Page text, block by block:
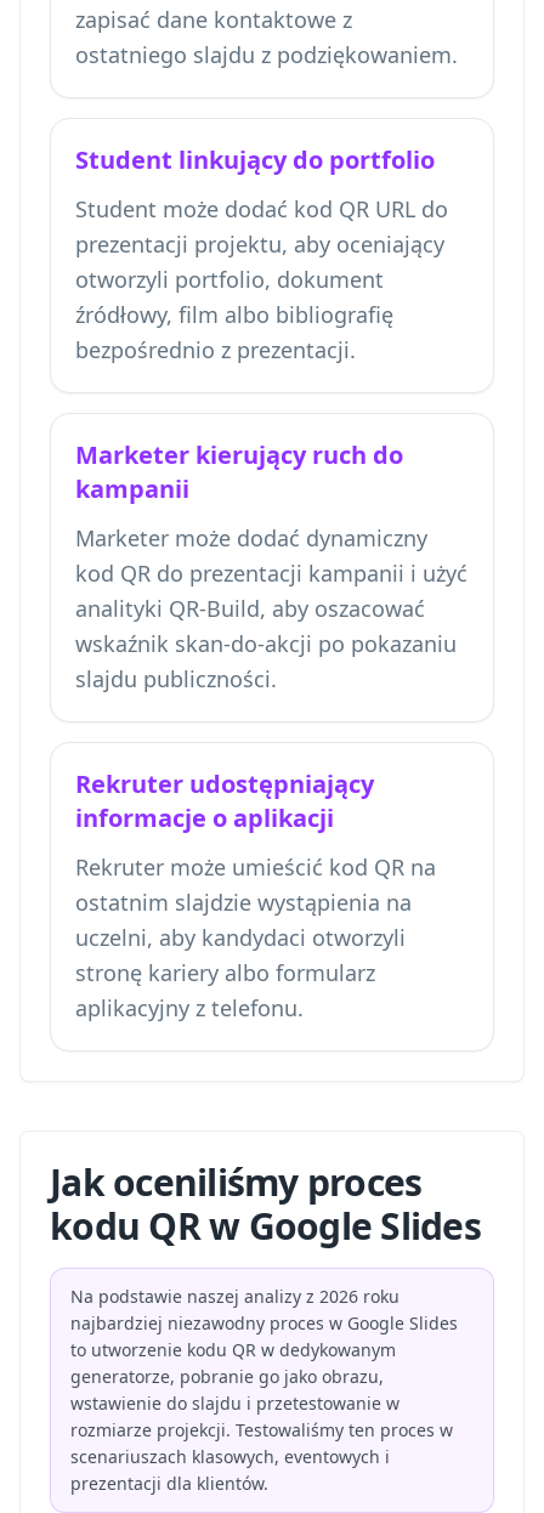
zapisać dane kontaktowe z
ostatniego slajdu z podziękowaniem.
Student linkujący do portfolio
Student może dodać kod QR URL do
prezentacji projektu, aby oceniający
otworzyli portfolio, dokument
źródłowy, film albo bibliografię
bezpośrednio z prezentacji.
Marketer kierujący ruch do
kampanii
Marketer może dodać dynamiczny
kod QR do prezentacji kampanii i użyć
analityki QR-Build, aby oszacować
wskaźnik skan-do-akcji po pokazaniu
slajdu publiczności.
Rekruter udostępniający
informacje o aplikacji
Rekruter może umieścić kod QR na
ostatnim slajdzie wystąpienia na
uczelni, aby kandydaci otworzyli
stronę kariery albo formularz
aplikacyjny z telefonu.
Jak oceniliśmy proces
kodu QR w Google Slides
Na podstawie naszej analizy z 2026 roku
najbardziej niezawodny proces w Google Slides
to utworzenie kodu QR w dedykowanym
generatorze, pobranie go jako obrazu,
wstawienie do slajdu i przetestowanie w
rozmiarze projekcji. Testowaliśmy ten proces w
scenariuszach klasowych, eventowych i
prezentacji dla klientów.